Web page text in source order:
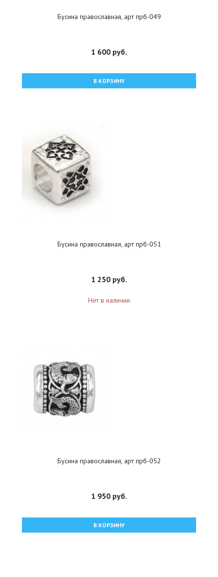
Бусина православная, арт прб-049
1 600 руб.
В КОРЗИНУ
Бусина православная, арт прб-051
1 250 руб.
Нет в наличии
Бусина православная, арт прб-052
1 950 руб.
В КОРЗИНУ